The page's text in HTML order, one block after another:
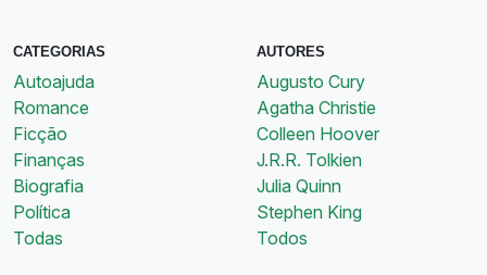
CATEGORIAS
Autoajuda
Romance
Ficção
Finanças
Biografia
Política
Todas
AUTORES
Augusto Cury
Agatha Christie
Colleen Hoover
J.R.R. Tolkien
Julia Quinn
Stephen King
Todos